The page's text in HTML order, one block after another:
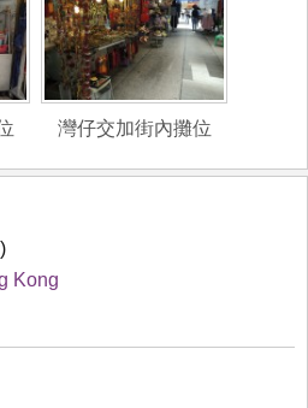
灣仔交加街內攤位
Kong